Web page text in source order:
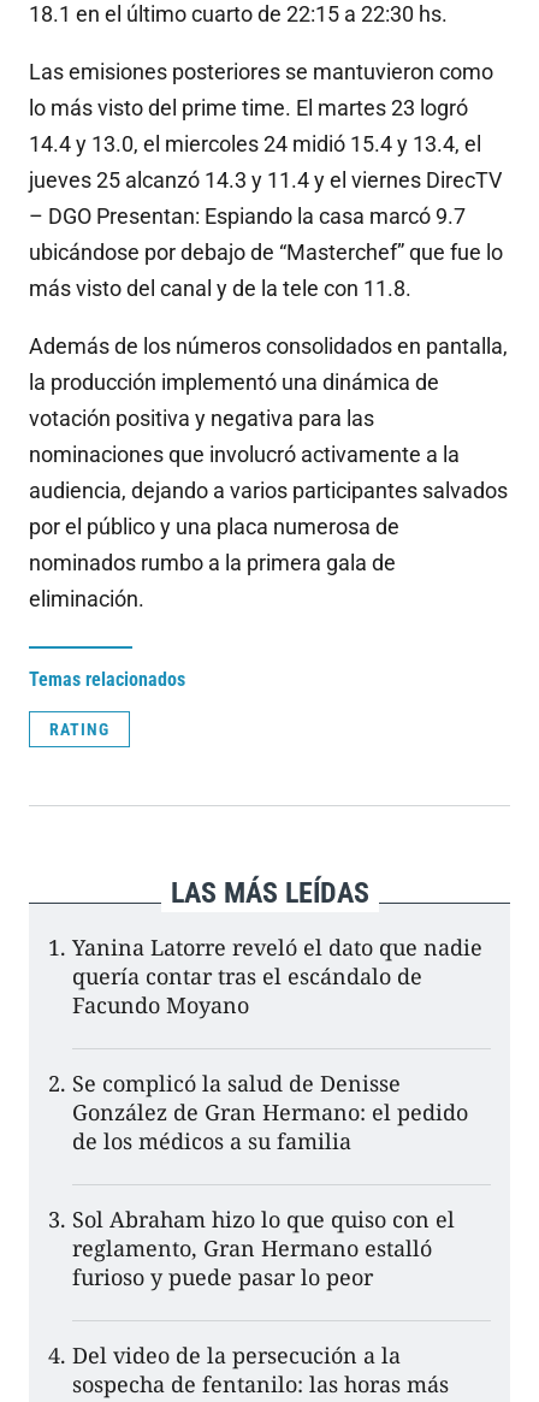
18.1 en el último cuarto de 22:15 a 22:30 hs.
Las emisiones posteriores se mantuvieron como
lo más visto del prime time. El martes 23 logró
14.4 y 13.0, el miercoles 24 midió 15.4 y 13.4, el
jueves 25 alcanzó 14.3 y 11.4 y el viernes DirecTV
– DGO Presentan: Espiando la casa marcó 9.7
ubicándose por debajo de “Masterchef” que fue lo
más visto del canal y de la tele con 11.8.
Además de los números consolidados en pantalla,
la producción implementó una dinámica de
votación positiva y negativa para las
nominaciones que involucró activamente a la
audiencia, dejando a varios participantes salvados
por el público y una placa numerosa de
nominados rumbo a la primera gala de
eliminación.
Temas relacionados
RATING
LAS MÁS LEÍDAS
Yanina Latorre reveló el dato que nadie
quería contar tras el escándalo de
Facundo Moyano
Se complicó la salud de Denisse
González de Gran Hermano: el pedido
de los médicos a su familia
Sol Abraham hizo lo que quiso con el
reglamento, Gran Hermano estalló
furioso y puede pasar lo peor
Del video de la persecución a la
sospecha de fentanilo: las horas más